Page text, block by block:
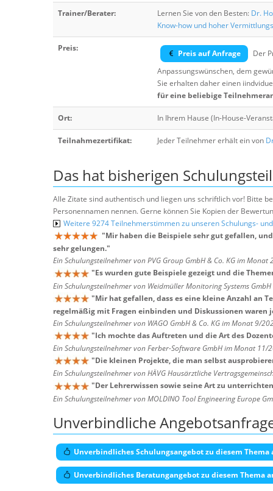
Trainer/Berater: Lernen Sie von den Besten: Dr.
Know-how und hoher
Preis:
Preis auf Anfrage
Der
Anpassungswünschen, dem
Sie erhalten daher einen
für eine beliebige
Ort: In Ihrem Hause (In-House-
Teilnahmezertifikat: Jeder Teilnehmer erhält ein von
Das hat bisherigen
Alle Zitate sind authentisch und liegen uns schriftlich vor! Bitte
Personennamen nennen. Gerne können Sie Kopien der
Weitere 9274 Teilnehmerstimmen zu unseren Schulungs-
"Mir haben die Beispiele sehr gut gefallen,
sehr gelungen."
Ein Schulungsteilnehmer von PVG Group GmbH & Co. KG im Monat
"Es wurden gute Beispiele gezeigt und die
Ein Schulungsteilnehmer von Weidmüller Monitoring Systems
"Mir hat gefallen, dass es eine kleine Anzahl an
regelmäßig mit Fragen einbinden und Diskussionen waren
Ein Schulungsteilnehmer von WAGO GmbH & Co. KG im Monat 9/
"Ich mochte das Auftreten und die Art des
Ein Schulungsteilnehmer von Ferber-Software GmbH im Monat 11/
"Die kleinen Projekte, die man selbst
Ein Schulungsteilnehmer von HÄVG Hausärztliche
"Der Lehrerwissen sowie seine Art zu
Ein Schulungsteilnehmer von MOLDINO Tool Engineering Europe
Unverbindliche
Unverbindliches Schulungsangebot zu diesem Thema
Unverbindliches Beratungangebot zu diesem Thema